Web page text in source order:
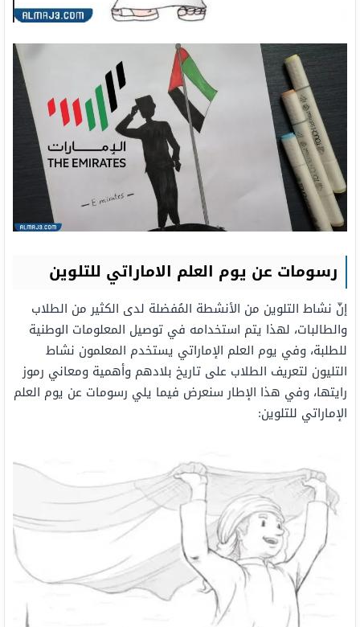
رسومات عن يوم العلم الاماراتي للتلوين
إنّ نشاط التلوين من الأنشطة المُفضلة لدى الكثير من الطلاب
والطالبات، لهذا يتم استخدامه في توصيل المعلومات الوطنية
للطلبة، وفي يوم العلم الإماراتي يستخدم المعلمون نشاط
التليون لتعريف الطلاب على تاريخ بلادهم وأهمية ومعاني رموز
رايتها، وفي هذا الإطار سنعرض فيما يلي رسومات عن يوم العلم
الإماراتي للتلوين: